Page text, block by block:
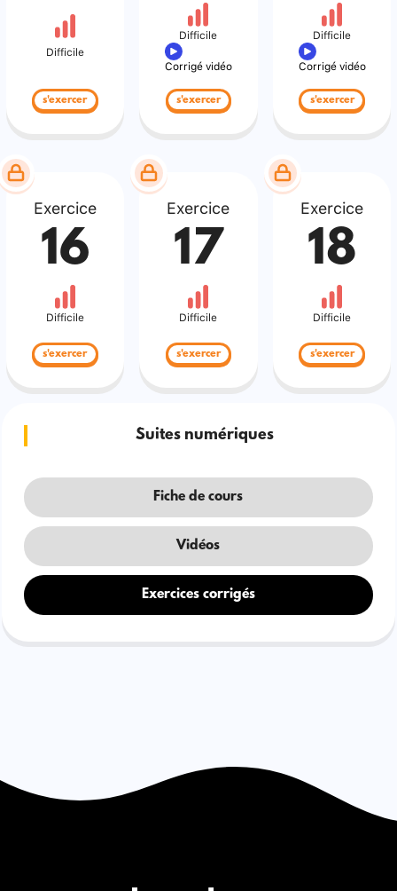
Difficile
s'exercer
Difficile
Corrigé vidéo
s'exercer
Difficile
Corrigé vidéo
s'exercer
Exercice
16
Difficile
s'exercer
Exercice
17
Difficile
s'exercer
Exercice
18
Difficile
s'exercer
Suites numériques
Fiche de cours
Vidéos
Exercices corrigés